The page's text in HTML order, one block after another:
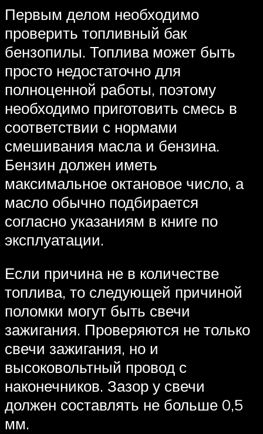
Первым делом необходимо
проверить топливный бак
бензопилы. Топлива может быть
просто недостаточно для
полноценной работы, поэтому
необходимо приготовить смесь в
соответствии с нормами
смешивания масла и бензина.
Бензин должен иметь
максимальное октановое число, а
масло обычно подбирается
согласно указаниям в книге по
эксплуатации.
Если причина не в количестве
топлива, то следующей причиной
поломки могут быть свечи
зажигания. Проверяются не только
свечи зажигания, но и
высоковольтный провод с
наконечников. Зазор у свечи
должен составлять не больше 0,5
мм.